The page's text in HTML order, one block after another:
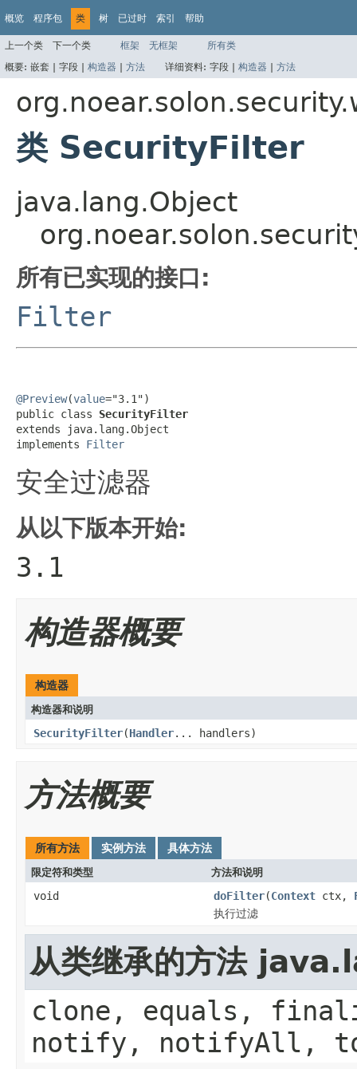
概览 程序包 类 树 已过时 索引 帮助
上一个类 下一个类 框架 无框架
所有类
概要: 嵌套 | 字段 | 构造器 | 方法 详细资料: 字段 | 构造器 | 方法
类 SecurityFilter
java.lang.Object
所有已实现的接口:
Filter
@Preview(value="3.1")
public class SecurityFilter
extends java.lang.Object
implements Filter
安全过滤器
从以下版本开始:
3.1
构造器概要
构造器
构造器和说明
SecurityFilter(Handler... handlers)
方法概要
所有方法 实例方法 具体方法
限定符和类型 方法和说明
void doFilter(Context ctx,
执行过滤
从类继承的方法
clone, equals,
notify, notifyAll,